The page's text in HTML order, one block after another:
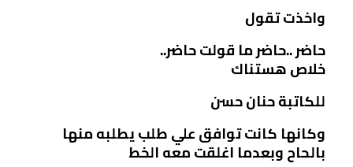
واخذت تقول
حاضر ..حاضر ما قولت حاضر..
خلاص هستناك
للكاتبة حنان حسن
وكانها كانت توافق علي طلب يطلبه منها
بالحاح وبعدما اغلقت معه الخط